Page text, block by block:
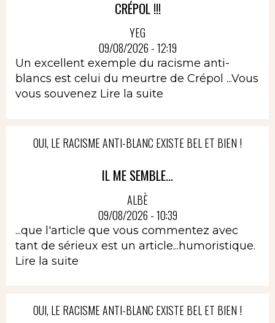
CRÉPOL !!!
YEG
09/08/2026 - 12:19
Un excellent exemple du racisme anti-
blancs est celui du meurtre de Crépol ...Vous
vous souvenez Lire la suite
OUI, LE RACISME ANTI-BLANC EXISTE BEL ET BIEN !
IL ME SEMBLE...
ALBÈ
09/08/2026 - 10:39
...que l'article que vous commentez avec
tant de sérieux est un article...humoristique.
Lire la suite
OUI, LE RACISME ANTI-BLANC EXISTE BEL ET BIEN !